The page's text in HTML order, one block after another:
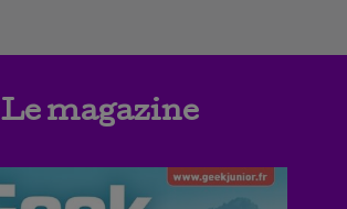
Le magazine